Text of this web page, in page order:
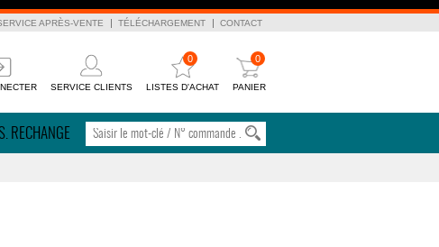
APRÈS-VENTE TÉLÉCHARGEMENT CONTACT
SERVICE CLIENTS
0
LISTES D'ACHAT
0
PANIER
RECHANGE